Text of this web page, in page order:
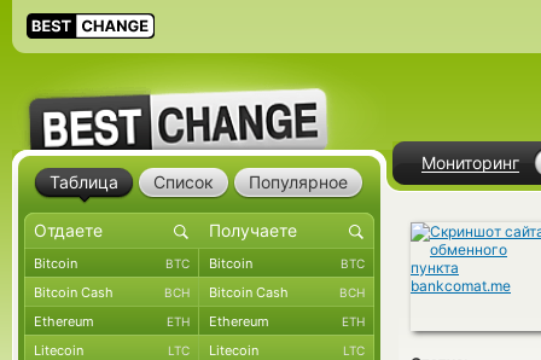
Мониторинг
Таблица Список Популярное
Bitcoin BTC Bitcoin BTC
Bitcoin Cash BCH Bitcoin Cash BCH
Ethereum ETH Ethereum ETH
Litecoin LTC Litecoin LTC